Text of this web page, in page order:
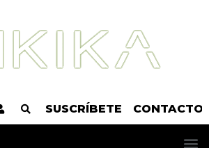
SUSCRÍBETE CONTACTO